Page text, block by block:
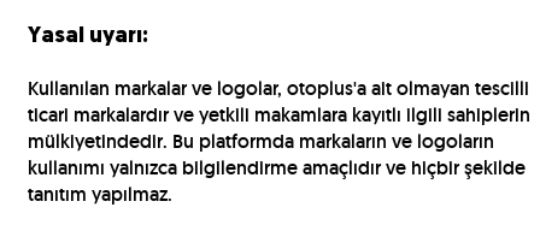
Yasal uyarı:
Kullanılan markalar ve logolar, otoplus'a ait olmayan tescilli
ticari markalardır ve yetkili makamlara kayıtlı ilgili sahiplerin
mülkiyetindedir. Bu platformda markaların ve logoların
kullanımı yalnızca bilgilendirme amaçlıdır ve hiçbir şekilde
tanıtım yapılmaz.